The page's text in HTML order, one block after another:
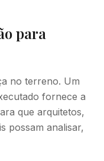
para
no terreno. Um
fornece a
que arquitetos,
possam analisar,